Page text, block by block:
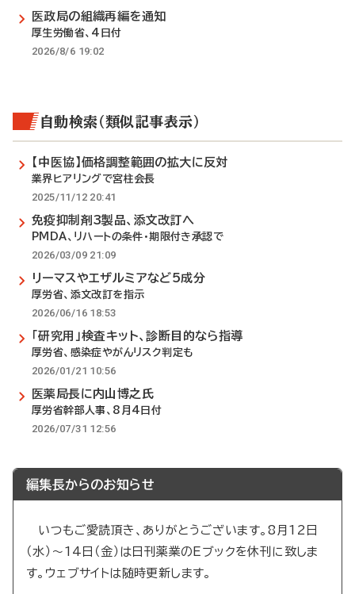
医政局の組織再編を通知
厚生労働省、4日付
2026/8/6 19:02
自動検索（類似記事表示）
【中医協】価格調整範囲の拡大に反対
業界ヒアリングで宮柱会長
2025/11/12 20:41
免疫抑制剤3製品、添文改訂へ
PMDA、リハートの条件・期限付き承認で
2026/03/09 21:09
リーマスやエザルミアなど5成分
厚労省、添文改訂を指示
2026/06/16 18:53
「研究用」検査キット、診断目的なら指導
厚労省、感染症やがんリスク判定も
2026/01/21 10:56
医薬局長に内山博之氏
厚労省幹部人事、8月4日付
2026/07/31 12:56
編集長からのお知らせ
いつもご愛読頂き、ありがとうございます。8月12日
（水）～14日（金）は日刊薬業のEブックを休刊に致しま
す。ウェブサイトは随時更新します。